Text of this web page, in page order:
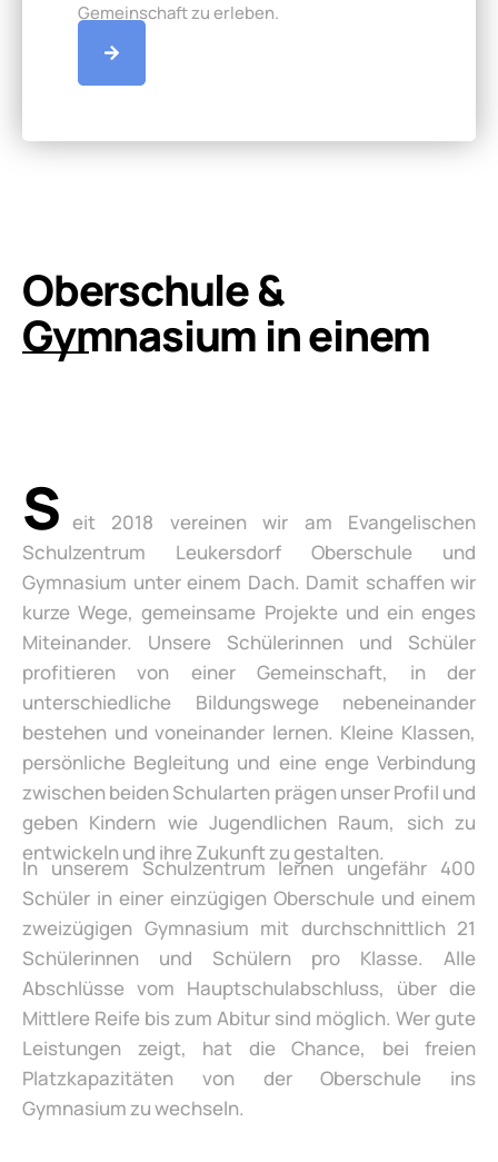
Gemeinschaft zu erleben.
Oberschule &
Gymnasium in einem
S eit 2018 vereinen wir am Evangelischen
Schulzentrum Leukersdorf Oberschule und
Gymnasium unter einem Dach. Damit schaffen wir
kurze Wege, gemeinsame Projekte und ein enges
Miteinander. Unsere Schülerinnen und Schüler
profitieren von einer Gemeinschaft, in der
unterschiedliche Bildungswege nebeneinander
bestehen und voneinander lernen. Kleine Klassen,
persönliche Begleitung und eine enge Verbindung
zwischen beiden Schularten prägen unser Profil und
geben Kindern wie Jugendlichen Raum, sich zu
entwickeln und ihre Zukunft zu gestalten.
In unserem Schulzentrum lernen ungefähr 400
Schüler in einer einzügigen Oberschule und einem
zweizügigen Gymnasium mit durchschnittlich 21
Schülerinnen und Schülern pro Klasse. Alle
Abschlüsse vom Hauptschulabschluss, über die
Mittlere Reife bis zum Abitur sind möglich. Wer gute
Leistungen zeigt, hat die Chance, bei freien
Platzkapazitäten von der Oberschule ins
Gymnasium zu wechseln.